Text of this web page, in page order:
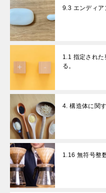
9.3 エンディア
1.1 指定され
る。
4. 構造体に関
1.16 無符号整